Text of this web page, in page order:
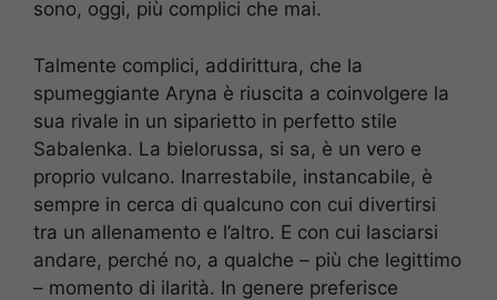
sono, oggi, più complici che mai.
Talmente complici, addirittura, che la
spumeggiante Aryna è riuscita a coinvolgere la
sua rivale in un siparietto in perfetto stile
Sabalenka. La bielorussa, si sa, è un vero e
proprio vulcano. Inarrestabile, instancabile, è
sempre in cerca di qualcuno con cui divertirsi
tra un allenamento e l’altro. E con cui lasciarsi
andare, perché no, a qualche – più che legittimo
– momento di ilarità. In genere preferisce